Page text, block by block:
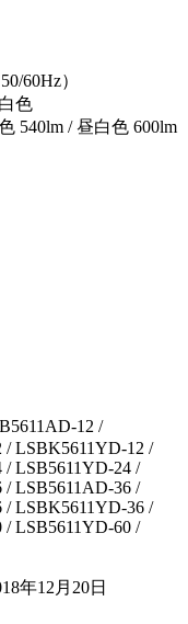
60Hz）
色
540lm / 昼白色 600lm
12 /
/ LSBK5611YD-12 /
LSB5611YD-24 /
LSB5611AD-36 /
/ LSBK5611YD-36 /
LSB5611YD-60 /
年12月20日